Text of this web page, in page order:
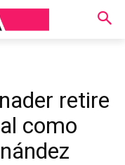
retire
como